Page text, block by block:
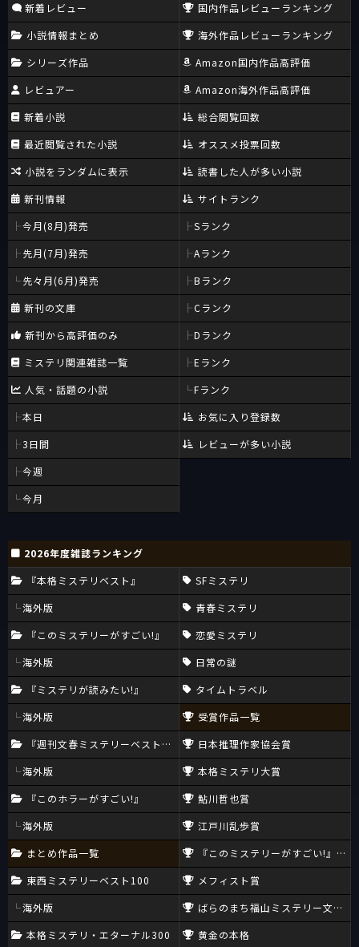
新着レビュー
小説情報まとめ
シリーズ作品
レビュアー
新着小説
最近閲覧された小説
小説をランダムに表示
新刊情報
今月(8月)発売
先月(7月)発売
先々月(6月)発売
新刊の文庫
新刊から高評価のみ
ミステリ関連雑誌一覧
人気・話題の小説
本日
3日間
今週
今月
国内作品レビューランキング
海外作品レビューランキング
Amazon国内作品高評価
Amazon海外作品高評価
総合閲覧回数
オススメ投票回数
読書した人が多い小説
サイトランク
Sランク
Aランク
Bランク
Cランク
Dランク
Eランク
Fランク
お気に入り登録数
レビューが多い小説
2026年度雑誌ランキング
『本格ミステリベスト』
海外版
『このミステリーがすごい!』
海外版
『ミステリが読みたい!』
海外版
『週刊文春ミステリーベスト10』
海外版
『このホラーがすごい!』
海外版
まとめ作品一覧
東西ミステリーベスト100
海外版
本格ミステリ・エターナル300
SFミステリ
青春ミステリ
恋愛ミステリ
日常の謎
タイムトラベル
受賞作品一覧
日本推理作家協会賞
本格ミステリ大賞
鮎川哲也賞
江戸川乱歩賞
『このミステリーがすごい!』大賞
メフィスト賞
ばらのまち福山ミステリー文学新
黄金の本格